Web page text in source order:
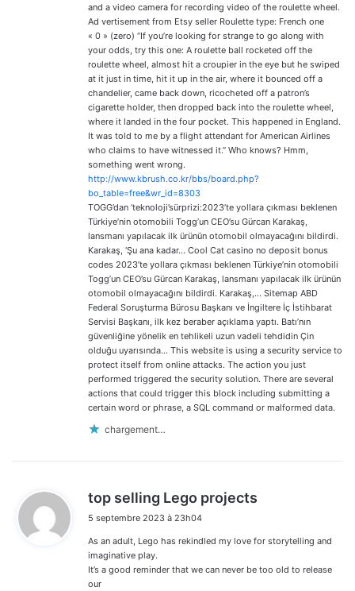
and a video camera for recording video of the roulette wheel.
Ad vertisement from Etsy seller Roulette type: French one
« 0 » (zero) “If you’re looking for strange to go along with
your odds, try this one: A roulette ball rocketed off the
roulette wheel, almost hit a croupier in the eye but he swiped
at it just in time, hit it up in the air, where it bounced off a
chandelier, came back down, ricocheted off a patron’s
cigarette holder, then dropped back into the roulette wheel,
where it landed in the four pocket. This happened in England.
It was told to me by a flight attendant for American Airlines
who claims to have witnessed it.” Who knows? Hmm,
something went wrong.
http://www.kbrush.co.kr/bbs/board.php?
bo_table=free&wr_id=8303
TOGG’dan ‘teknoloji’sürprizi:2023’te yollara çıkması beklenen
Türkiye’nin otomobili Togg’un CEO’su Gürcan Karakaş,
lansmanı yapılacak ilk ürünün otomobil olmayacağını bildirdi.
Karakaş, ‘Şu ana kadar… Cool Cat casino no deposit bonus
codes 2023’te yollara çıkması beklenen Türkiye’nin otomobili
Togg’un CEO’su Gürcan Karakaş, lansmanı yapılacak ilk ürünün
otomobil olmayacağını bildirdi. Karakaş,… Sitemap ABD
Federal Soruşturma Bürosu Başkanı ve İngiltere İç İstihbarat
Servisi Başkanı, ilk kez beraber açıklama yaptı. Batı’nın
güvenliğine yönelik en tehlikeli uzun vadeli tehdidin Çin
olduğu uyarısında… This website is using a security service to
protect itself from online attacks. The action you just
performed triggered the security solution. There are several
actions that could trigger this block including submitting a
certain word or phrase, a SQL command or malformed data.
chargement…
top selling Lego projects
5 septembre 2023 à 23h04
As an adult, Lego has rekindled my love for storytelling and
imaginative play.
It’s a good reminder that we can never be too old to release
our